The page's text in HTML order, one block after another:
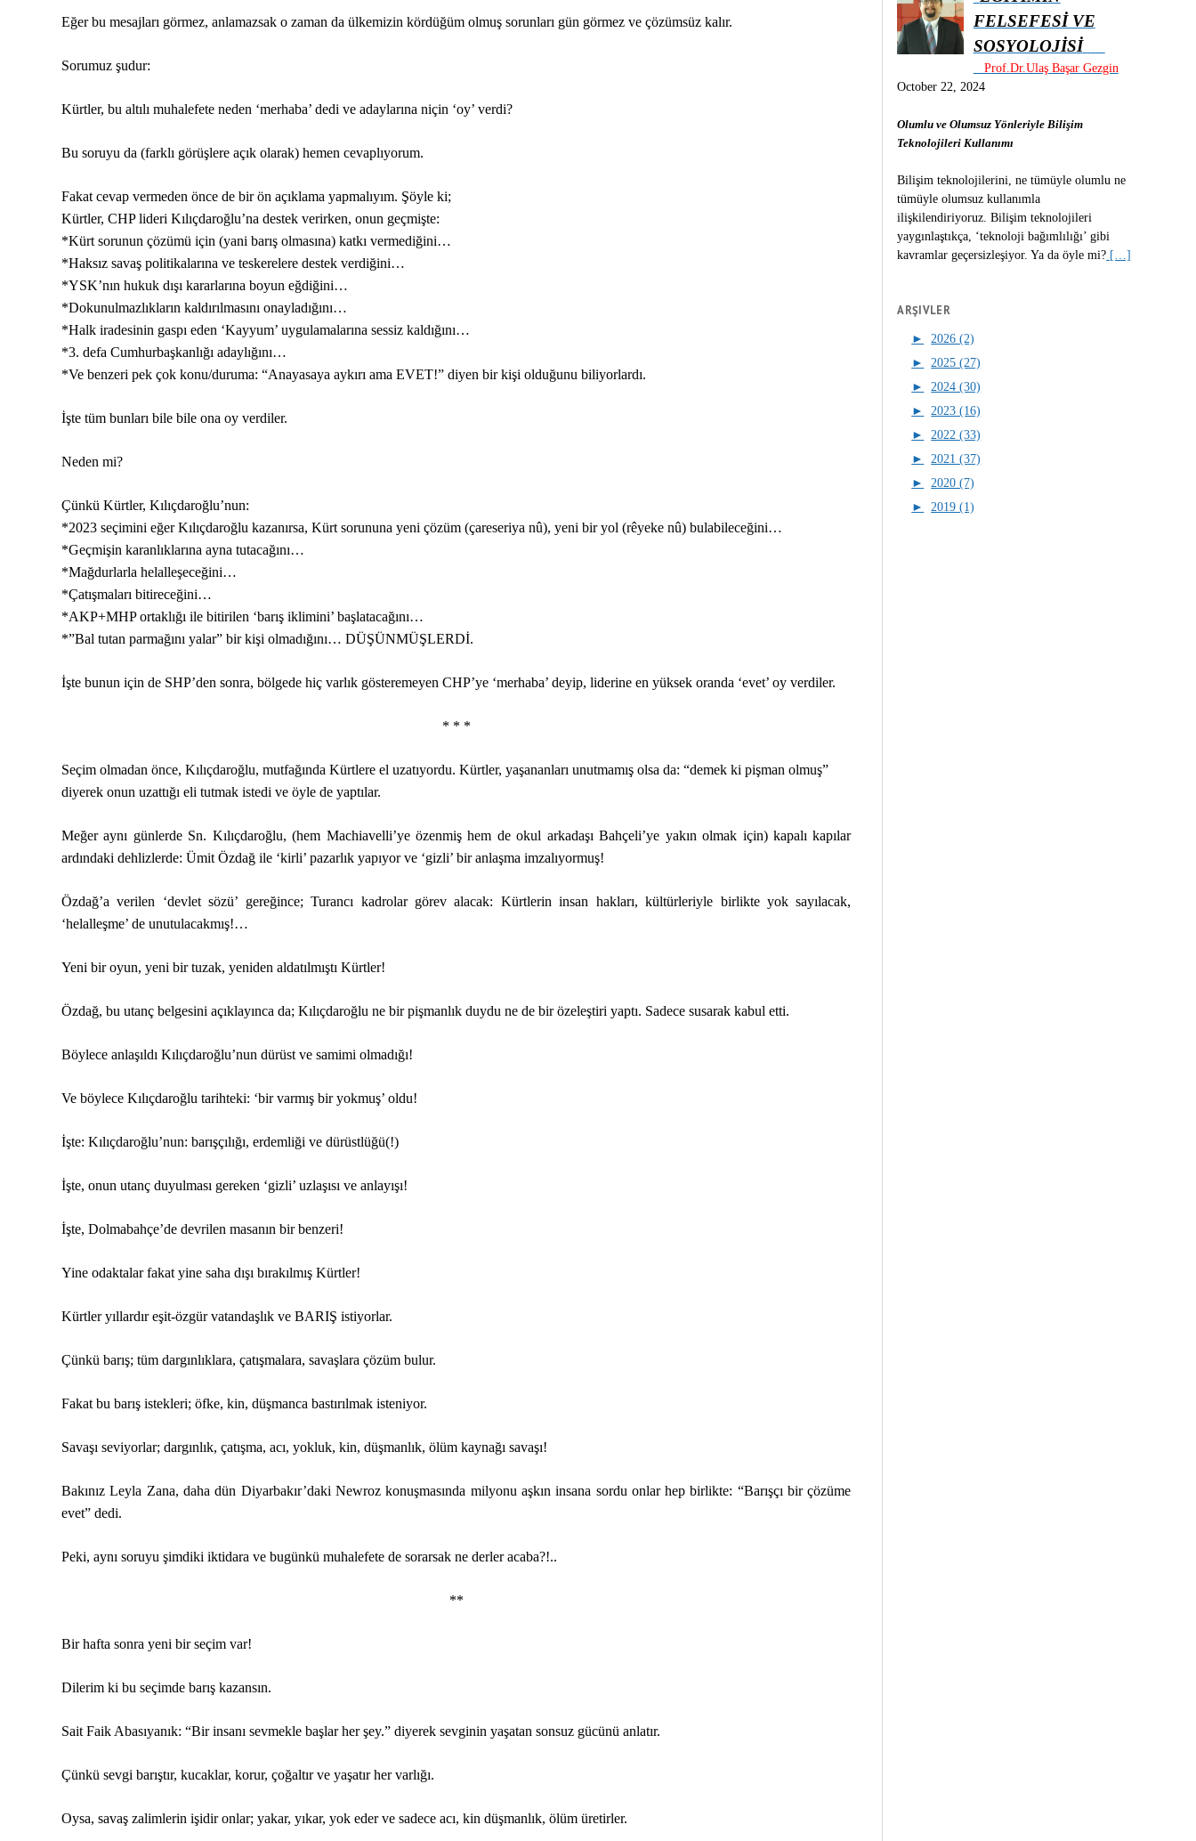
Eğer bu mesajları görmez, anlamazsak o zaman da ülkemizin kördüğüm olmuş sorunları gün görmez ve çözümsüz kalır.
Sorumuz şudur:
Kürtler, bu altılı muhalefete neden ‘merhaba’ dedi ve adaylarına niçin ‘oy’ verdi?
Bu soruyu da (farklı görüşlere açık olarak) hemen cevaplıyorum.
Fakat cevap vermeden önce de bir ön açıklama yapmalıyım. Şöyle ki;
Kürtler, CHP lideri Kılıçdaroğlu’na destek verirken, onun geçmişte:
*Kürt sorunun çözümü için (yani barış olmasına) katkı vermediğini…
*Haksız savaş politikalarına ve teskerelere destek verdiğini…
*YSK’nın hukuk dışı kararlarına boyun eğdiğini…
*Dokunulmazlıkların kaldırılmasını onayladığını…
*Halk iradesinin gaspı eden ‘Kayyum’ uygulamalarına sessiz kaldığını…
*3. defa Cumhurbaşkanlığı adaylığını…
*Ve benzeri pek çok konu/duruma: “Anayasaya aykırı ama EVET!” diyen bir kişi olduğunu biliyorlardı.
İşte tüm bunları bile bile ona oy verdiler.
Neden mi?
Çünkü Kürtler, Kılıçdaroğlu’nun:
*2023 seçimini eğer Kılıçdaroğlu kazanırsa, Kürt sorununa yeni çözüm (çareseriya nû), yeni bir yol (rêyeke nû) bulabileceğini…
*Geçmişin karanlıklarına ayna tutacağını…
*Mağdurlarla helalleşeceğini…
*Çatışmaları bitireceğini…
*AKP+MHP ortaklığı ile bitirilen ‘barış iklimini’ başlatacağını…
*”Bal tutan parmağını yalar” bir kişi olmadığını… DÜŞÜNMÜŞLERDİ.
İşte bunun için de SHP’den sonra, bölgede hiç varlık gösteremeyen CHP’ye ‘merhaba’ deyip, liderine en yüksek oranda ‘evet’ oy verdiler.
* * *
Seçim olmadan önce, Kılıçdaroğlu, mutfağında Kürtlere el uzatıyordu. Kürtler, yaşananları unutmamış olsa da: “demek ki pişman olmuş”
diyerek onun uzattığı eli tutmak istedi ve öyle de yaptılar.
Meğer aynı günlerde Sn. Kılıçdaroğlu, (hem Machiavelli’ye özenmiş hem de okul arkadaşı Bahçeli’ye yakın olmak için) kapalı kapılar
ardındaki dehlizlerde: Ümit Özdağ ile ‘kirli’ pazarlık yapıyor ve ‘gizli’ bir anlaşma imzalıyormuş!
Özdağ’a verilen ‘devlet sözü’ gereğince; Turancı kadrolar görev alacak: Kürtlerin insan hakları, kültürleriyle birlikte yok sayılacak,
‘helalleşme’ de unutulacakmış!…
Yeni bir oyun, yeni bir tuzak, yeniden aldatılmıştı Kürtler!
Özdağ, bu utanç belgesini açıklayınca da; Kılıçdaroğlu ne bir pişmanlık duydu ne de bir özeleştiri yaptı. Sadece susarak kabul etti.
Böylece anlaşıldı Kılıçdaroğlu’nun dürüst ve samimi olmadığı!
Ve böylece Kılıçdaroğlu tarihteki: ‘bir varmış bir yokmuş’ oldu!
İşte: Kılıçdaroğlu’nun: barışçılığı, erdemliği ve dürüstlüğü(!)
İşte, onun utanç duyulması gereken ‘gizli’ uzlaşısı ve anlayışı!
İşte, Dolmabahçe’de devrilen masanın bir benzeri!
Yine odaktalar fakat yine saha dışı bırakılmış Kürtler!
Kürtler yıllardır eşit-özgür vatandaşlık ve BARIŞ istiyorlar.
Çünkü barış; tüm dargınlıklara, çatışmalara, savaşlara çözüm bulur.
Fakat bu barış istekleri; öfke, kin, düşmanca bastırılmak isteniyor.
Savaşı seviyorlar; dargınlık, çatışma, acı, yokluk, kin, düşmanlık, ölüm kaynağı savaşı!
Bakınız Leyla Zana, daha dün Diyarbakır’daki Newroz konuşmasında milyonu aşkın insana sordu onlar hep birlikte: “Barışçı bir çözüme
evet” dedi.
Peki, aynı soruyu şimdiki iktidara ve bugünkü muhalefete de sorarsak ne derler acaba?!..
**
Bir hafta sonra yeni bir seçim var!
Dilerim ki bu seçimde barış kazansın.
Sait Faik Abasıyanık: “Bir insanı sevmekle başlar her şey.” diyerek sevginin yaşatan sonsuz gücünü anlatır.
Çünkü sevgi barıştır, kucaklar, korur, çoğaltır ve yaşatır her varlığı.
Oysa, savaş zalimlerin işidir onlar; yakar, yıkar, yok eder ve sadece acı, kin düşmanlık, ölüm üretirler.
FELSEFESİ VE
SOSYOLOJİSİ
Prof.Dr.Ulaş Başar Gezgin
October 22, 2024
Olumlu ve Olumsuz Yönleriyle Bilişim
Teknolojileri Kullanımı
Bilişim teknolojilerini, ne tümüyle olumlu ne
tümüyle olumsuz kullanımla
ilişkilendiriyoruz. Bilişim teknolojileri
yaygınlaştıkça, ‘teknoloji bağımlılığı’ gibi
kavramlar geçersizleşiyor. Ya da öyle mi? […]
ARŞIVLER
►
2026 (2)
►
2025 (27)
►
2024 (30)
►
2023 (16)
►
2022 (33)
►
2021 (37)
►
2020 (7)
►
2019 (1)